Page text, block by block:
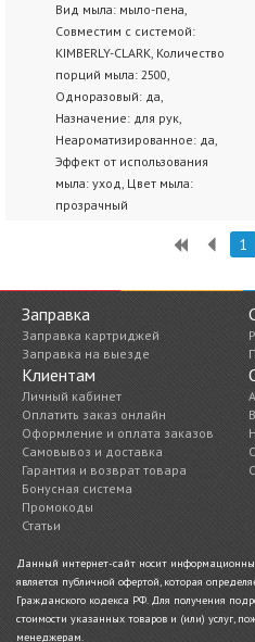
Вид мыла: мыло-пена,
Совместим с системой:
KIMBERLY-CLARK, Количество
порций мыла: 2500,
Одноразовый: да,
Назначение: для рук,
Неароматизированное: да,
Эффект от использования
мыла: уход, Цвет мыла:
прозрачный
1
Заправка
Заправка картриджей
Заправка на выезде
Клиентам
Личный кабинет
Оплатить заказ онлайн
Оформление и оплата заказов
Самовывоз и доставка
Гарантия и возврат товара
Бонусная система
Промокоды
Статьи
Данный интернет-сайт носит
является публичной офертой, которая
Гражданского кодекса РФ. Для получения
стоимости указанных товаров и (или) услуг,
менеджерам.